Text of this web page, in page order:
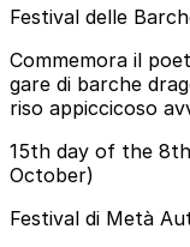
Festival delle
Commemora il
gare di barche
riso appiccicoso
15th day of the
October)
Festival di Metà